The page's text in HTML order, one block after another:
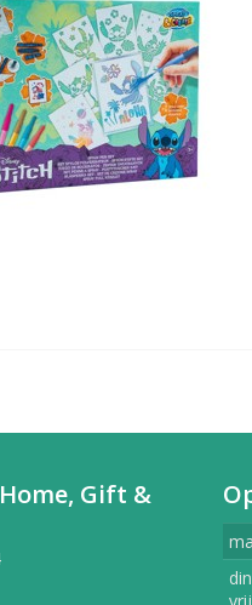
Gift &